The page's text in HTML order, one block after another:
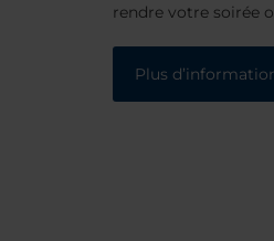
rendre votre soirée
Plus